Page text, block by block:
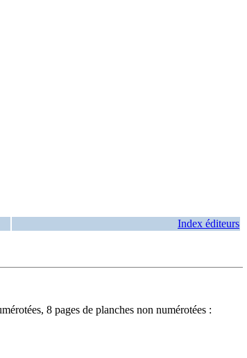
Index éditeurs
8 pages de planches non numérotées :